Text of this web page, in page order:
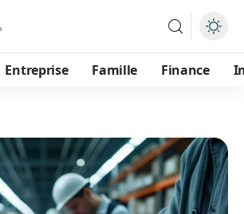
Entreprise Famille Finance